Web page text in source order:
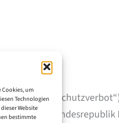
um
Technologien
Website
bestimmte
für die Bundesrepublik